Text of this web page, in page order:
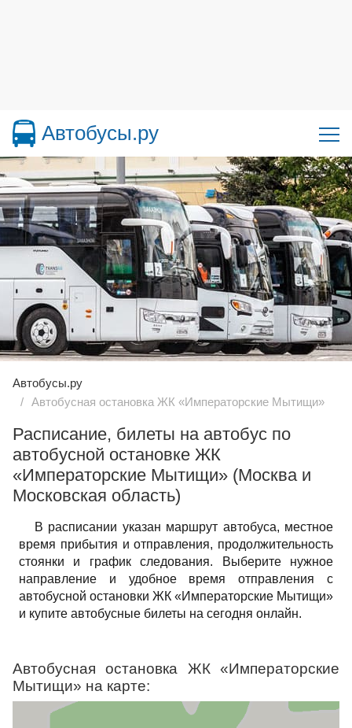
Автобусы.ру
Автобусы.ру
Автобусная остановка ЖК «Императорские Мытищи»
Расписание, билеты на автобус по
автобусной остановке ЖК
«Императорские Мытищи» (Москва и
Московская область)
В расписании указан маршрут автобуса, местное
время прибытия и отправления, продолжительность
стоянки и график следования. Выберите нужное
направление и удобное время отправления с
автобусной остановки ЖК «Императорские Мытищи»
и купите автобусные билеты на сегодня онлайн.
Автобусная остановка ЖК «Императорские
Мытищи» на карте: